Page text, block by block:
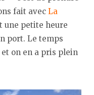
fait avec La
une petite heure
port. Le temps
on en a pris plein